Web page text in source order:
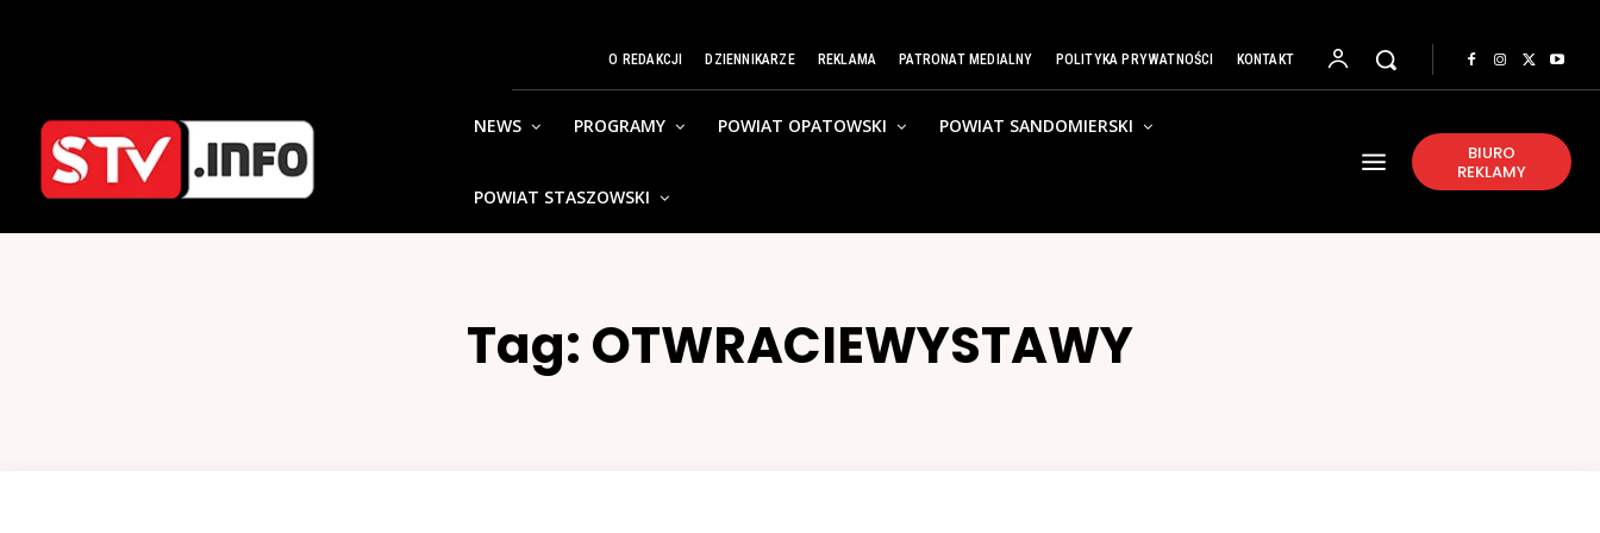
O REDAKCJI DZIENNIKARZE REKLAMA PATRONAT MEDIALNY POLITYKA PRYWATNOŚCI KONTAKT
NEWS PROGRAMY POWIAT OPATOWSKI POWIAT SANDOMIERSKI
POWIAT STASZOWSKI
BIURO
REKLAMY
Tag: OTWRACIEWYSTAWY